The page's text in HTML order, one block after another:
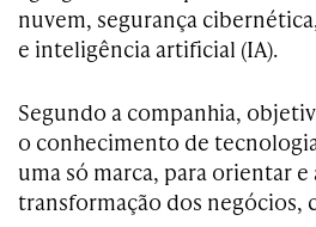
nuvem, segurança
e inteligência artificial (IA).
Segundo a companhia,
o conhecimento de
uma só marca, para orientar
transformação dos negócios,